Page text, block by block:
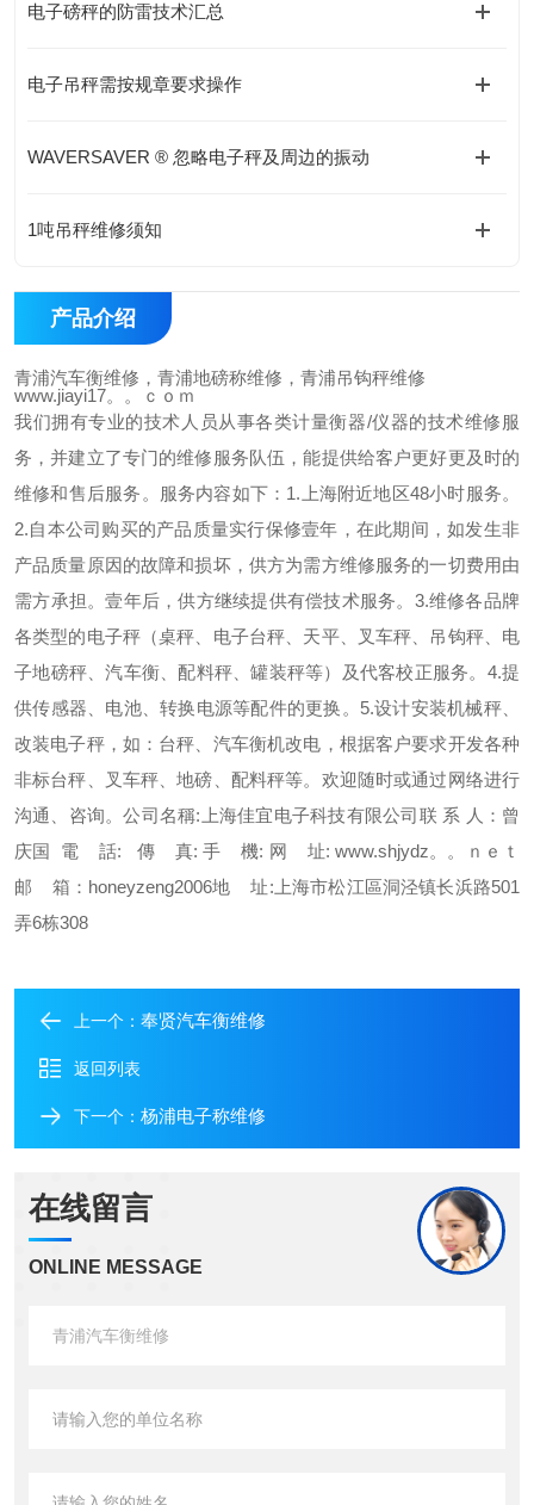
电子磅秤的防雷技术汇总
电子吊秤需按规章要求操作
WAVERSAVER ® 忽略电子秤及周边的振动
1吨吊秤维修须知
产品介绍
青浦汽车衡维修，青浦地磅称维修，青浦吊钩秤维修
www.jiayi17。。ｃｏｍ
我们拥有专业的技术人员从事各类计量衡器/仪器的技术维修服
务，并建立了专门的维修服务队伍，能提供给客户更好更及时的
维修和售后服务。服务内容如下：1.上海附近地区48小时服务。
2.自本公司购买的产品质量实行保修壹年，在此期间，如发生非
产品质量原因的故障和损坏，供方为需方维修服务的一切费用由
需方承担。壹年后，供方继续提供有偿技术服务。3.维修各品牌
各类型的电子秤（桌秤、电子台秤、天平、叉车秤、吊钩秤、电
子地磅秤、汽车衡、配料秤、罐装秤等）及代客校正服务。4.提
供传感器、电池、转换电源等配件的更换。5.设计安装机械秤、
改装电子秤，如：台秤、汽车衡机改电，根据客户要求开发各种
非标台秤、叉车秤、地磅、配料秤等。欢迎随时或通过网络进行
沟通、咨询。公司名稱:上海佳宜电子科技有限公司联 系 人：曾
庆国 電 話: 傳 真:手 機: 网 址: www.shjydz。。ｎｅｔ
邮 箱：honeyzeng2006地 址:上海市松江區洞泾镇长浜路501
弄6栋308
上一个： 奉贤汽车衡维修
返回列表
下一个： 杨浦电子称维修
在线留言
ONLINE MESSAGE